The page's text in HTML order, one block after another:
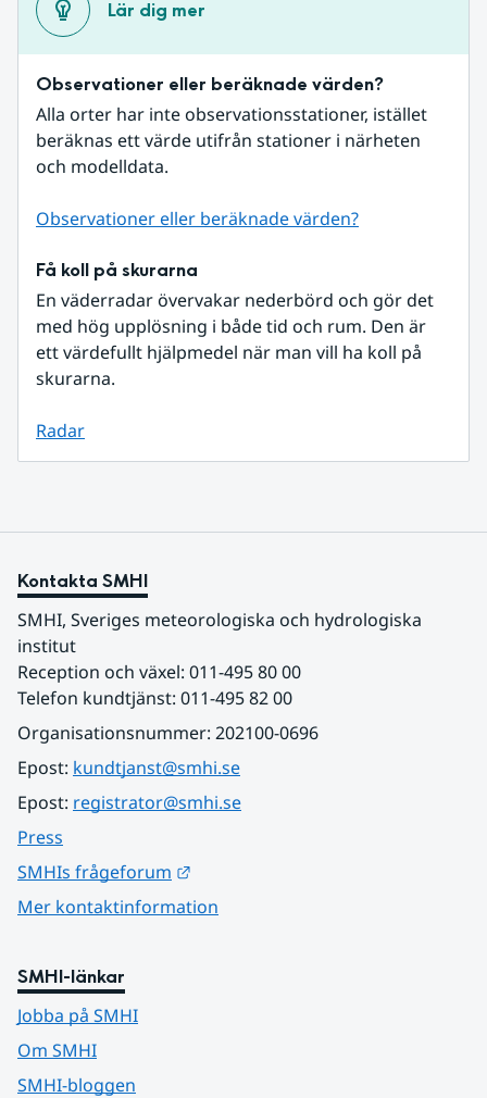
Lär dig mer
Observationer eller beräknade värden?
Alla orter har inte observationsstationer, istället
beräknas ett värde utifrån stationer i närheten
och modelldata.
Observationer eller beräknade värden?
Få koll på skurarna
En väderradar övervakar nederbörd och gör det
med hög upplösning i både tid och rum. Den är
ett värdefullt hjälpmedel när man vill ha koll på
skurarna.
Radar
Kontakta SMHI
SMHI, Sveriges meteorologiska och hydrologiska
institut
Reception och växel: 011-495 80 00
Telefon kundtjänst: 011-495 82 00
Organisationsnummer: 202100-0696
Epost: kundtjanst@smhi.se
Epost: registrator@smhi.se
Press
SMHIs frågeforum
Mer kontaktinformation
SMHI-länkar
Jobba på SMHI
Om SMHI
SMHI-bloggen